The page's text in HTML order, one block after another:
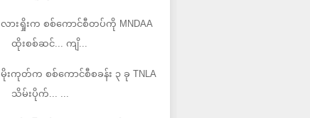
လားရှိုးက စစ်ကောင်စီတပ်ကို MNDAA
ထိုးစစ်ဆင်... ကျိ...
မိုးကုတ်က စစ်ကောင်စီစခန်း ၃ ခု TNLA
သိမ်းပိုက်... ...